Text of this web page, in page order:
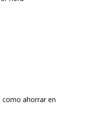
como ahorrar en